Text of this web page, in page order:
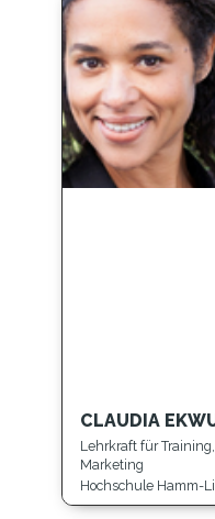
CLAUDIA
Lehrkraft für
Marketing
Hochschule Hamm-